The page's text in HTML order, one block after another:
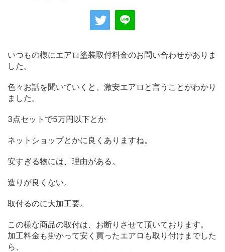
いつもの様にエアロ塗装取付料金のお問い合わせがありま
した。
色々お話を聞いていくと、激安エアロと言うことがわかり
ました。
3点セットで5万円以下とか
ネットショップとかに良くありますね。
安すぎる物には、理由がある。
造りが良くない。
取付るのに大加工要。
この様な商品の取付は、お断りさせて頂いております。
加工料金も掛かって安く買ったエアロも取り付けまでした
ら、